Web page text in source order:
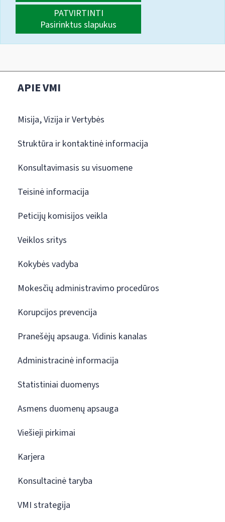
PATVIRTINTI
Pasirinktus slapukus
APIE VMI
Misija, Vizija ir Vertybės
Struktūra ir kontaktinė informacija
Konsultavimasis su visuomene
Teisinė informacija
Peticijų komisijos veikla
Veiklos sritys
Kokybės vadyba
Mokesčių administravimo procedūros
Korupcijos prevencija
Pranešėjų apsauga. Vidinis kanalas
Administracinė informacija
Statistiniai duomenys
Asmens duomenų apsauga
Viešieji pirkimai
Karjera
Konsultacinė taryba
VMI strategija